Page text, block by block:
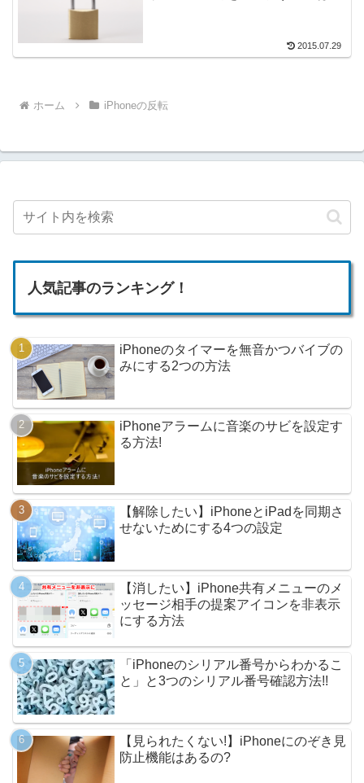
2015.07.29
ホーム iPhoneの反転
人気記事のランキング！
iPhoneのタイマーを無音かつバイブの
みにする2つの方法
iPhoneアラームに音楽のサビを設定す
る方法!
【解除したい】iPhoneとiPadを同期さ
せないためにする4つの設定
【消したい】iPhone共有メニューのメ
ッセージ相手の提案アイコンを非表示
にする方法
「iPhoneのシリアル番号からわかるこ
と」と3つのシリアル番号確認方法!!
【見られたくない!】iPhoneにのぞき見
防止機能はあるの?